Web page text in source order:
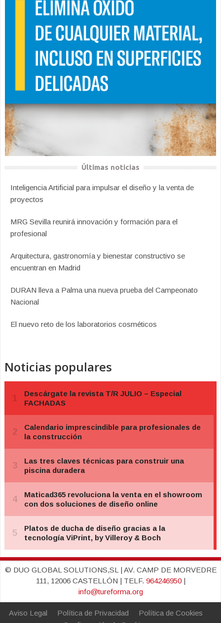
Últimas noticias
Inteligencia Artificial para impulsar el diseño y la venta de
proyectos
MRG Sevilla reunirá innovación y formación para el
profesional
Arquitectura, gastronomía y bienestar constructivo se
encuentran en Madrid
DURAN lleva a Palma una nueva prueba del Campeonato
Nacional
El nuevo reto de los laboratorios cosméticos
Noticias populares
© DUO GLOBAL SOLUTIONS,SL | AV. CAMP DE MORVEDRE
111, 12006 CASTELLÓN | TELF. 964246950|
info@tureforma.org
Aviso Legal Política de Privacidad
Política de Cookies